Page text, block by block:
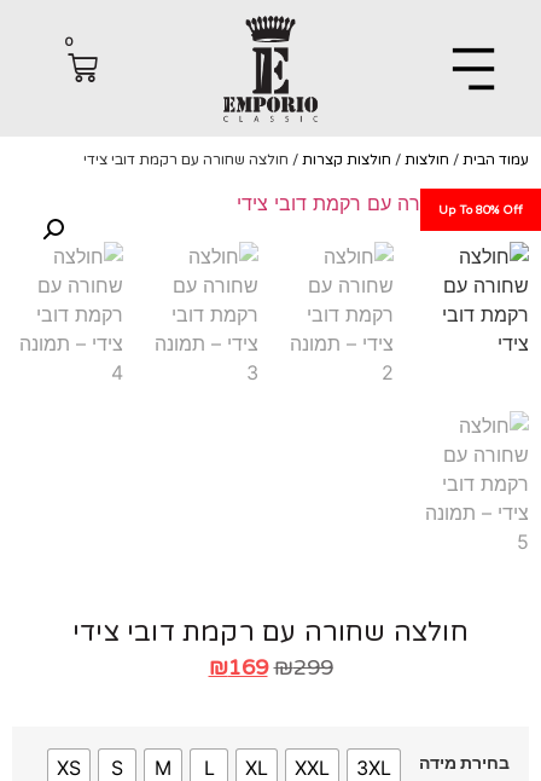
הבית/חולצות /חולצות קצרות / חולצה שחורה עם רקמת דובי צידי
חולצה שחורה עם רקמת דובי צידי
₪
₪169
מידה 3XL
XXL
XL
L
M
S
XS
Up To